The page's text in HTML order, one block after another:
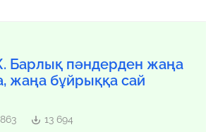
пәндерден жаңа
жаңа бұйрыққа сай
13 694